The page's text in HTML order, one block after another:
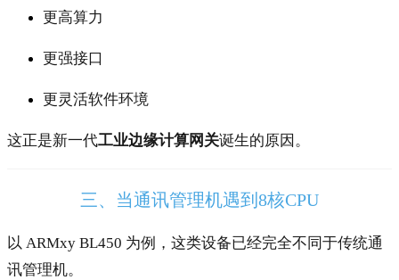
更高算力
更强接口
更灵活软件环境
这正是新一代工业边缘计算网关诞生的原因。
三、当通讯管理机遇到8核CPU
以 ARMxy BL450 为例，这类设备已经完全不同于传统通
讯管理机。